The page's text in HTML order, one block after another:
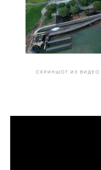
СКРИНШОТ ИЗ ВИДЕО